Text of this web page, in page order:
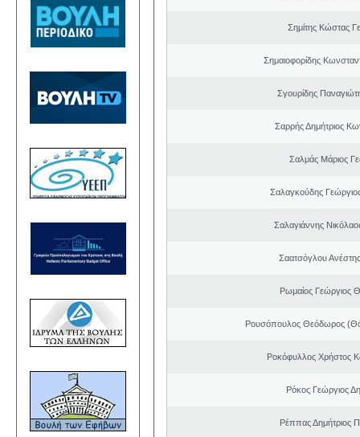
Σημίτης Κώστας
Σημαιοφορίδης
Σγουρίδης
Σαρρής Δημήτριος
Σαλμάς Μάριος
Σαλαγκούδης
Σαλαγιάννης
Σαατσόγλου
Ρωμαίος Γεώργιος
Ρουσόπουλος Θεόδωρος
Ροκόφυλλος Χρήστος
Ρόκος Γεώργιος
Ρέππας Δημήτριος